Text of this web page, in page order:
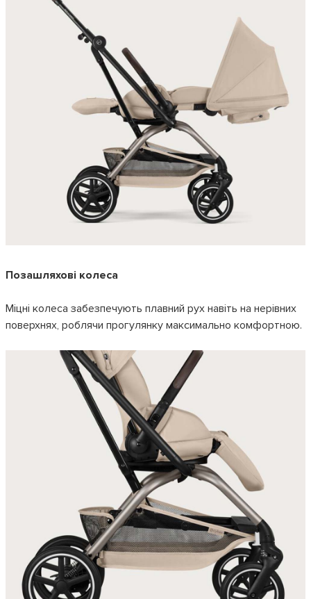
Позашляхові колеса
Міцні колеса забезпечують плавний рух навіть на нерівних
поверхнях, роблячи прогулянку максимально комфортною.